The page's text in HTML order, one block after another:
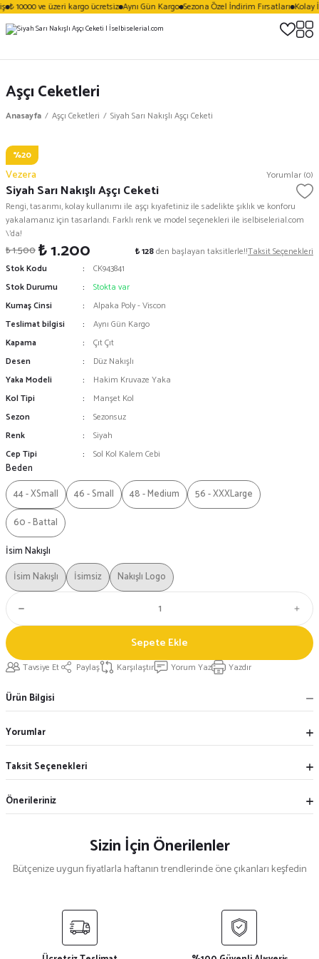
₺ 10000 ve üzeri kargo ücretsiz Aynı Gün Kargo Sezona Özel İndirim Fırsatları Kolay
Aşçı Ceketleri
Anasayfa Aşçı Ceketleri Siyah Sarı Nakışlı Aşçı Ceketi
%20
Vezera Yorumlar (0)
Siyah Sarı Nakışlı Aşçı Ceketi
Rengi, tasarımı, kolay kullanımı ile aşçı kıyafetiniz ile sadelikte şıklık ve konforu
yakalamanız için tasarlandı. Farklı renk ve model seçenekleri ile iselbiselerial.com
\'da!
₺ 1.500₺ 1.200 ₺ 128den başlayan taksitlerle!!Taksit Seçenekleri
Stok Kodu
CK943841
Stok Durumu
Stokta var
Kumaş Cinsi
Alpaka Poly - Viscon
Teslimat bilgisi
Aynı Gün Kargo
Kapama
Çıt Çıt
Desen
Düz Nakışlı
Yaka Modeli
Hakim Kruvaze Yaka
Kol Tipi
Manşet Kol
Sezon
Sezonsuz
Renk
Siyah
Cep Tipi
Sol Kol Kalem Cebi
Beden
44 - XSmall
46 - Small 48 - Medium
56 - XXXLarge
60 - Battal
İsim Nakışlı
İsim Nakışlı
İsimsiz Nakışlı Logo
Sepete Ekle
Tavsiye Et Paylaş Karşılaştır Yorum Yaz Yazdır
Ürün Bilgisi
Yorumlar
Taksit Seçenekleri
Önerileriniz
Sizin İçin Önerilenler
Bütçenize uygun fiyatlarla haftanın trendlerinde öne çıkanları keşfedin
Siyah Kırmızı Biyeli Kruvaze Yaka Aşçı Ceketi